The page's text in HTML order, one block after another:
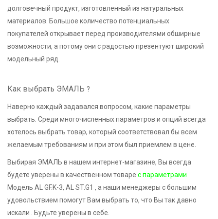
долговечный продукт, изготовленный из натуральных
материалов. Большое количество потенциальных
покупателей открывает перед производителями обширные
возможности, а потому они с радостью презентуют широкий
модельный ряд.
Как выбрать ЭМАЛЬ ?
Наверно каждый задавался вопросом, какие параметры
выбрать. Среди многочисленных параметров и опций всегда
хотелось выбрать товар, который соответствовал бы всем
желаемым требованиям и при этом был приемлем в цене.
Выбирая ЭМАЛЬ в нашем интернет-магазине, Вы всегда
будете уверены в качественном товаре с параметрами
Модель AL GF.K-3, AL ST.G1 , а наши менеджеры с большим
удовольствием помогут Вам выбрать то, что Вы так давно
искали . Будьте уверены в себе.